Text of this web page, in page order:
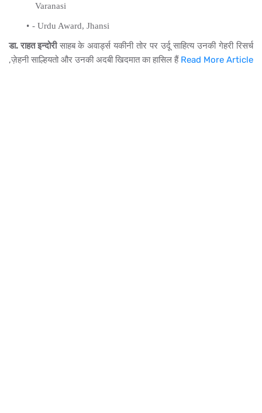
Varanasi
- Urdu Award, Jhansi
डा. राहत इन्दोरीसाहब के अवार्ड्स यकीनी तोर पर उर्दू साहित्य उनकी गेहरी रिसर्च
,ज़ेहनी साल्हियतो और उनकी अदबी खिदमात का हासिल हैं Read More Article